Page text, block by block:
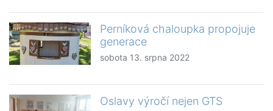
Perníková chaloupka propojuje
generace
sobota 13. srpna 2022
Oslavy výročí nejen GTS